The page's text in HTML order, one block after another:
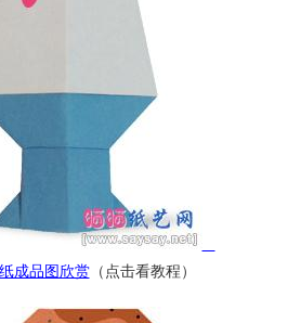
成品图欣赏（点击看教程）